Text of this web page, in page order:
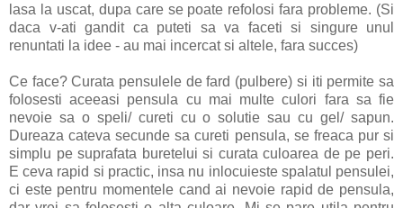
lasa la uscat, dupa care se poate refolosi fara probleme. (Si
daca v-ati gandit ca puteti sa va faceti si singure unul
renuntati la idee - au mai incercat si altele, fara succes)
Ce face? Curata pensulele de fard (pulbere) si iti permite sa
folosesti aceeasi pensula cu mai multe culori fara sa fie
nevoie sa o speli/ cureti cu o solutie sau cu gel/ sapun.
Dureaza cateva secunde sa cureti pensula, se freaca pur si
simplu pe suprafata buretelui si curata culoarea de pe peri.
E ceva rapid si practic, insa nu inlocuieste spalatul pensulei,
ci este pentru momentele cand ai nevoie rapid de pensula,